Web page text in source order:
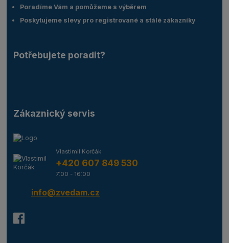
Poradíme Vám a pomůžeme s výběrem
Poskytujeme slevy pro registrované a stálé zákazníky
Potřebujete poradit?
Zákaznický servis
Vlastimil Korčák
+420 607 849 530
7:00 - 16:00
info@zvedam.cz